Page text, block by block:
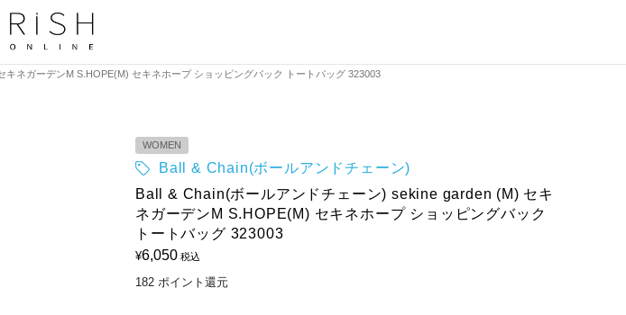
ネガーデンM S.HOPE(M) セキネホープ ショッピングバック トートバッグ 323003
WOMEN
Ball & Chain(ボールアンドチェーン)
Ball & Chain(ボールアンドチェーン) sekine garden (M) セキ
ネガーデンM S.HOPE(M) セキネホープ ショッピングバック
トートバッグ 323003
¥6,050 税込
182 ポイント還元